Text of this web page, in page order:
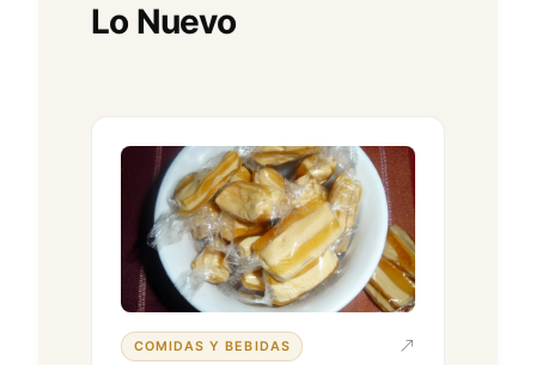
Lo Nuevo
COMIDAS Y BEBIDAS